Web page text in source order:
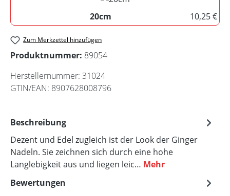
20cm
10,25 €
Zum Merkzettel hinzufügen
Produktnummer: 89054
Herstellernummer: 31024
GTIN/EAN: 8907628008796
Beschreibung
Dezent und Edel zugleich ist der Look der Ginger
Nadeln. Sie zeichnen sich durch eine hohe
Langlebigkeit aus und liegen leic… Mehr
Bewertungen